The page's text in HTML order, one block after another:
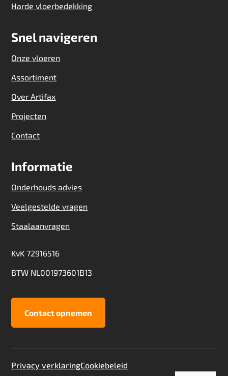
Harde vloerbedekking
Snel navigeren
Onze vloeren
Assortiment
Over Artifax
Projecten
Contact
Informatie
Onderhouds advies
Veelgestelde vragen
Staalaanvragen
KvK 72916516
BTW NL001973601B13
Contact opnemen
Privacy verklaringCookiebeleid